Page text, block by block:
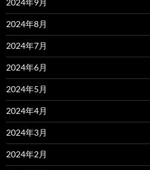
2024年9月
2024年8月
2024年7月
2024年6月
2024年5月
2024年4月
2024年3月
2024年2月